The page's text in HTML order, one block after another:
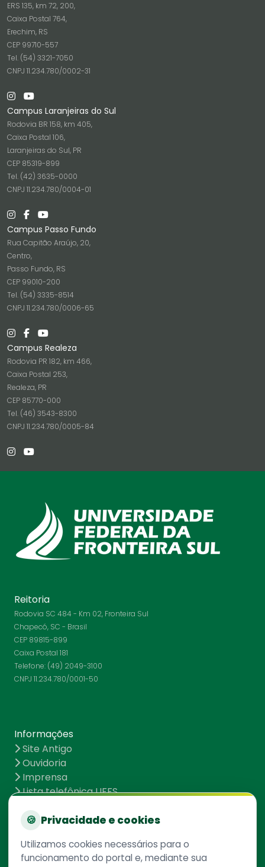
ERS 135, km 72, 200,
Caixa Postal 764,
Erechim, RS
CEP 99710-557
Tel. (54) 3321-7050
CNPJ 11.234.780/0002-31
Campus Laranjeiras do Sul
Rodovia BR 158, km 405,
Caixa Postal 106,
Laranjeiras do Sul, PR
CEP 85319-899
Tel. (42) 3635-0000
CNPJ 11.234.780/0004-01
Campus Passo Fundo
Rua Capitão Araújo, 20,
Centro,
Passo Fundo, RS
CEP 99010-200
Tel. (54) 3335-8514
CNPJ 11.234.780/0006-65
Campus Realeza
Rodovia PR 182, km 466,
Caixa Postal 253,
Realeza, PR
CEP 85770-000
Tel. (46) 3543-8300
CNPJ 11.234.780/0005-84
Reitoria
Rodovia SC 484 - Km 02, Fronteira Sul
Chapecó, SC - Brasil
CEP 89815-899
Caixa Postal 181
Telefone: (49) 2049-3100
CNPJ 11.234.780/0001-50
Informações
Site Antigo
Ouvidoria
Imprensa
Lista telefônica UFFS
UFFS contra o Aedes
Mapa do site
🍪 Privacidade e cookies
Utilizamos cookies necessários para o
funcionamento do portal e, mediante sua